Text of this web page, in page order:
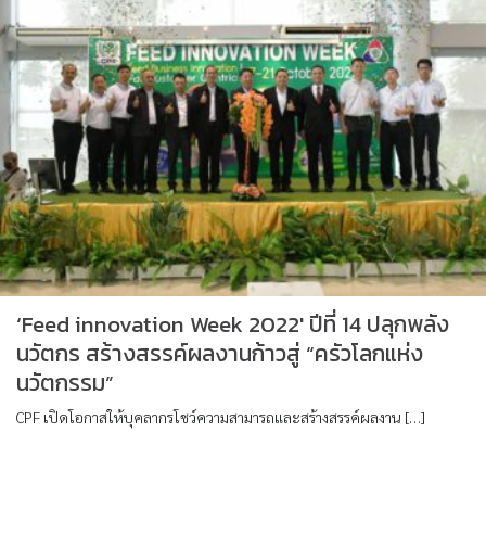
‘Feed innovation Week 2022′ ปีที่ 14 ปลุกพลัง
นวัตกร สร้างสรรค์ผลงานก้าวสู่ “ครัวโลกแห่ง
นวัตกรรม”
CPF เปิดโอกาสให้บุคลากรโชว์ความสามารถและสร้างสรรค์ผลงาน […]